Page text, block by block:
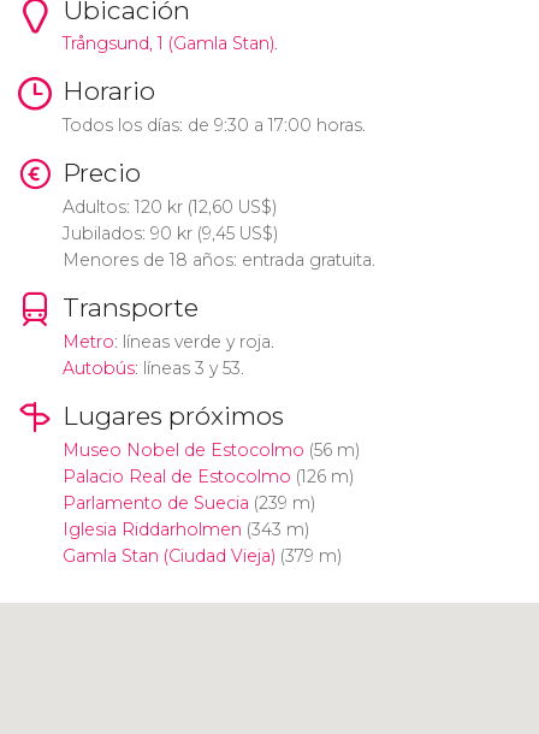
Ubicación
Trångsund, 1 (Gamla Stan).
Horario
Todos los días: de 9:30 a 17:00 horas.
Precio
Adultos: 120 kr(12,60 US$)
Jubilados: 90 kr(9,45 US$)
Menores de 18 años: entrada gratuita.
Transporte
Metro: líneas verde y roja.
Autobús: líneas 3 y 53.
Lugares próximos
Museo Nobel de Estocolmo (56 m)
Palacio Real de Estocolmo (126 m)
Parlamento de Suecia (239 m)
Iglesia Riddarholmen (343 m)
Gamla Stan (Ciudad Vieja) (379 m)